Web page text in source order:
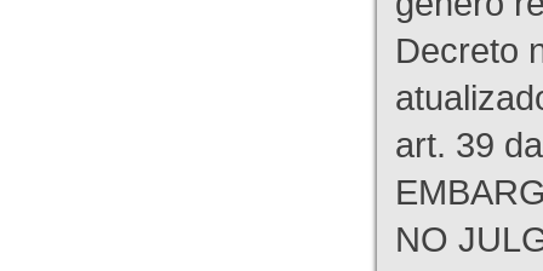
Decreto
art. 39
NO